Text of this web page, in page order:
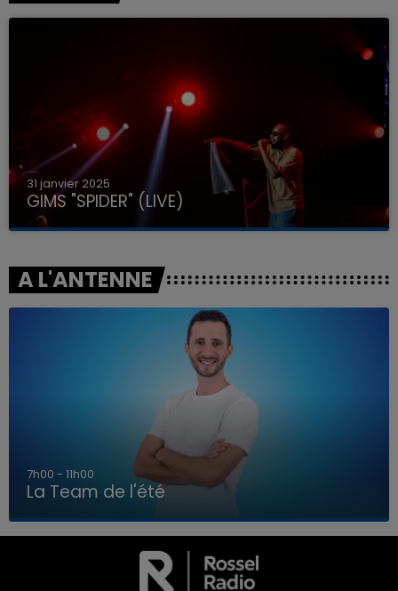
LA TEAM DE L'ÉTÉ
31 janvier 2025
GIMS "SPIDER" (LIVE)
A L'ANTENNE
7h00 - 11h00
La Team de l'été